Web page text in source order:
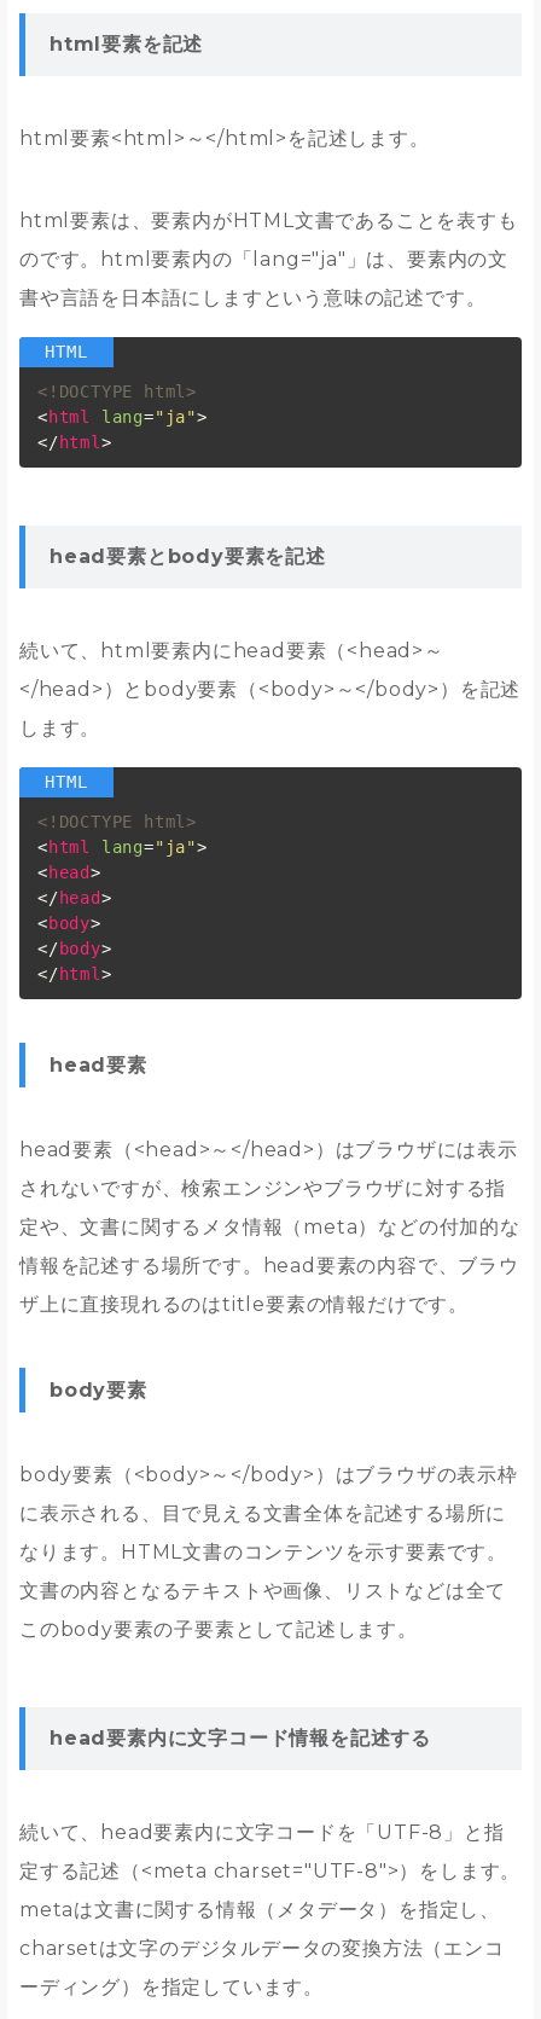
html要素を記述
html要素<html>～</html>を記述します。
html要素は、要素内がHTML文書であることを表すも
のです。html要素内の「lang="ja"」は、要素内の文
書や言語を日本語にしますという意味の記述です。
<!DOCTYPE html>
<html lang="ja">
</html >
head要素とbody要素を記述
続いて、html要素内にhead要素（<head>～
</head>）とbody要素（<body>～</body>）を記述
します。
<!DOCTYPE html>
<html lang="ja">
<head>
</head>
<body>
</body>
</html >
head要素
head要素（<head>～</head>）はブラウザには表示
されないですが、検索エンジンやブラウザに対する指
定や、文書に関するメタ情報（meta）などの付加的な
情報を記述する場所です。head要素の内容で、ブラウ
ザ上に直接現れるのはtitle要素の情報だけです。
body要素
body要素（<body>～</body>）はブラウザの表示枠
に表示される、目で見える文書全体を記述する場所に
なります。HTML文書のコンテンツを示す要素です。
文書の内容となるテキストや画像、リストなどは全て
このbody要素の子要素として記述します。
head要素内に文字コード情報を記述する
続いて、head要素内に文字コードを「UTF-8」と指
定する記述（<meta charset="UTF-8">）をします。
metaは文書に関する情報（メタデータ）を指定し、
charsetは文字のデジタルデータの変換方法（エンコ
ーディング）を指定しています。